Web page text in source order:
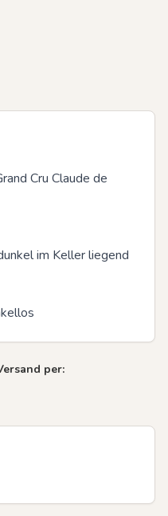
Cru Claude de
im Keller liegend
per: